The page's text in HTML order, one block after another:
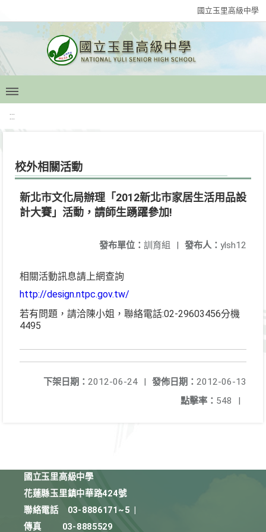
國立玉里高級中學
:::
校外相關活動
新北市文化局辦理「2012新北市家居生活用品設
計大賽」活動，請師生踴躍參加!
發布人： ylsh12
發布單位： 訓育組 |
相關活動訊息請上網查詢
http://design.ntpc.gov.tw/
若有問題，請洽陳小姐，聯絡電話:02-29603456分機
4495
發佈日期： 2012-06-13
下架日期： 2012-06-24
|
點擊率： 548 |
國立玉里高級中學
花蓮縣玉里鎮中華路424號
聯絡電話
03-8886171~5
傳真
03-8885529